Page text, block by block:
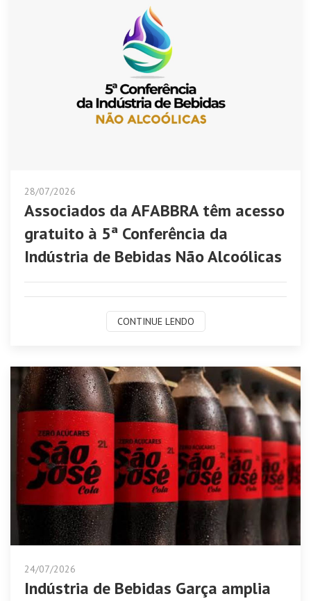
28/07/2026
Associados da AFABBRA têm acesso
gratuito à 5ª Conferência da
Indústria de Bebidas Não Alcoólicas
CONTINUE LENDO
24/07/2026
Indústria de Bebidas Garça amplia